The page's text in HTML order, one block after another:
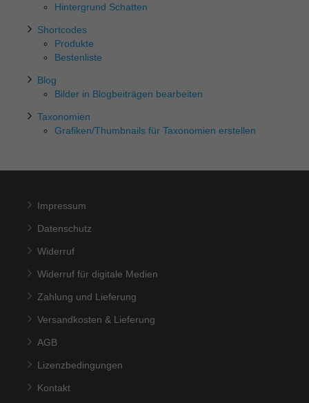
Hintergrund Schatten
Shortcodes
Produkte
Bestenliste
Blog
Bilder in Blogbeiträgen bearbeiten
Taxonomien
Grafiken/Thumbnails für Taxonomien erstellen
Impressum
Datenschutz
Widerruf
Widerruf für digitale Medien
Zahlung und Lieferung
Versandkosten & Lieferung
AGB
Lizenzbedingungen
Kontakt